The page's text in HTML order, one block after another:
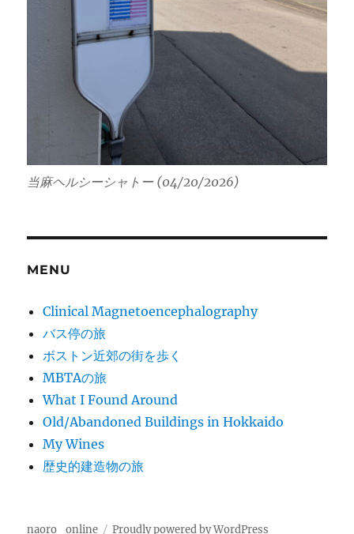
当麻ヘルシーシャトー (04/20/2026)
MENU
Clinical Magnetoencephalography
バス停の旅
ボストン近郊の街を歩く
MBTAの旅
What I Found Around
Old/Abandoned Buildings in Hokkaido
My Wines
歴史的建造物の旅
naoro_online Proudly powered by WordPress